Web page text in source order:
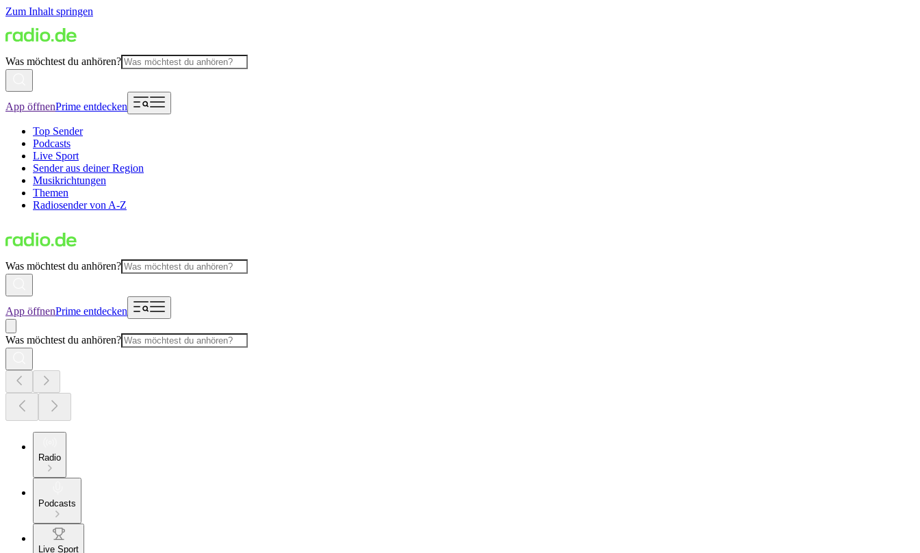
Zum Inhalt springen
Was möchtest du anhören?
App öffnenPrime entdecken
Top Sender
Podcasts
Live Sport
Sender aus deiner Region
Musikrichtungen
Themen
Radiosender von A-Z
Was möchtest du anhören?
App öffnenPrime entdecken
Was möchtest du anhören?
Radio
Podcasts
Live Sport